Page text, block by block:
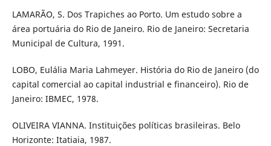
LAMARÃO, S. Dos Trapiches ao Porto. Um estudo sobre a
área portuária do Rio de Janeiro. Rio de Janeiro: Secretaria
Municipal de Cultura, 1991.
LOBO, Eulália Maria Lahmeyer. História do Rio de Janeiro (do
capital comercial ao capital industrial e financeiro). Rio de
Janeiro: IBMEC, 1978.
OLIVEIRA VIANNA. Instituições políticas brasileiras. Belo
Horizonte: Itatiaia, 1987.